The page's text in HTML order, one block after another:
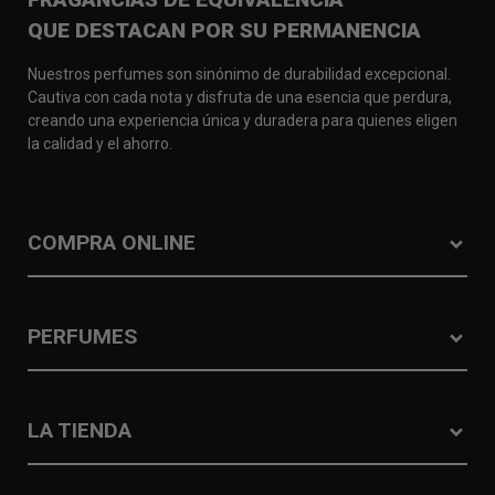
QUE DESTACAN POR SU PERMANENCIA
Nuestros perfumes son sinónimo de durabilidad excepcional.
Cautiva con cada nota y disfruta de una esencia que perdura,
creando una experiencia única y duradera para quienes eligen
la calidad y el ahorro.
COMPRA ONLINE
PERFUMES
LA TIENDA